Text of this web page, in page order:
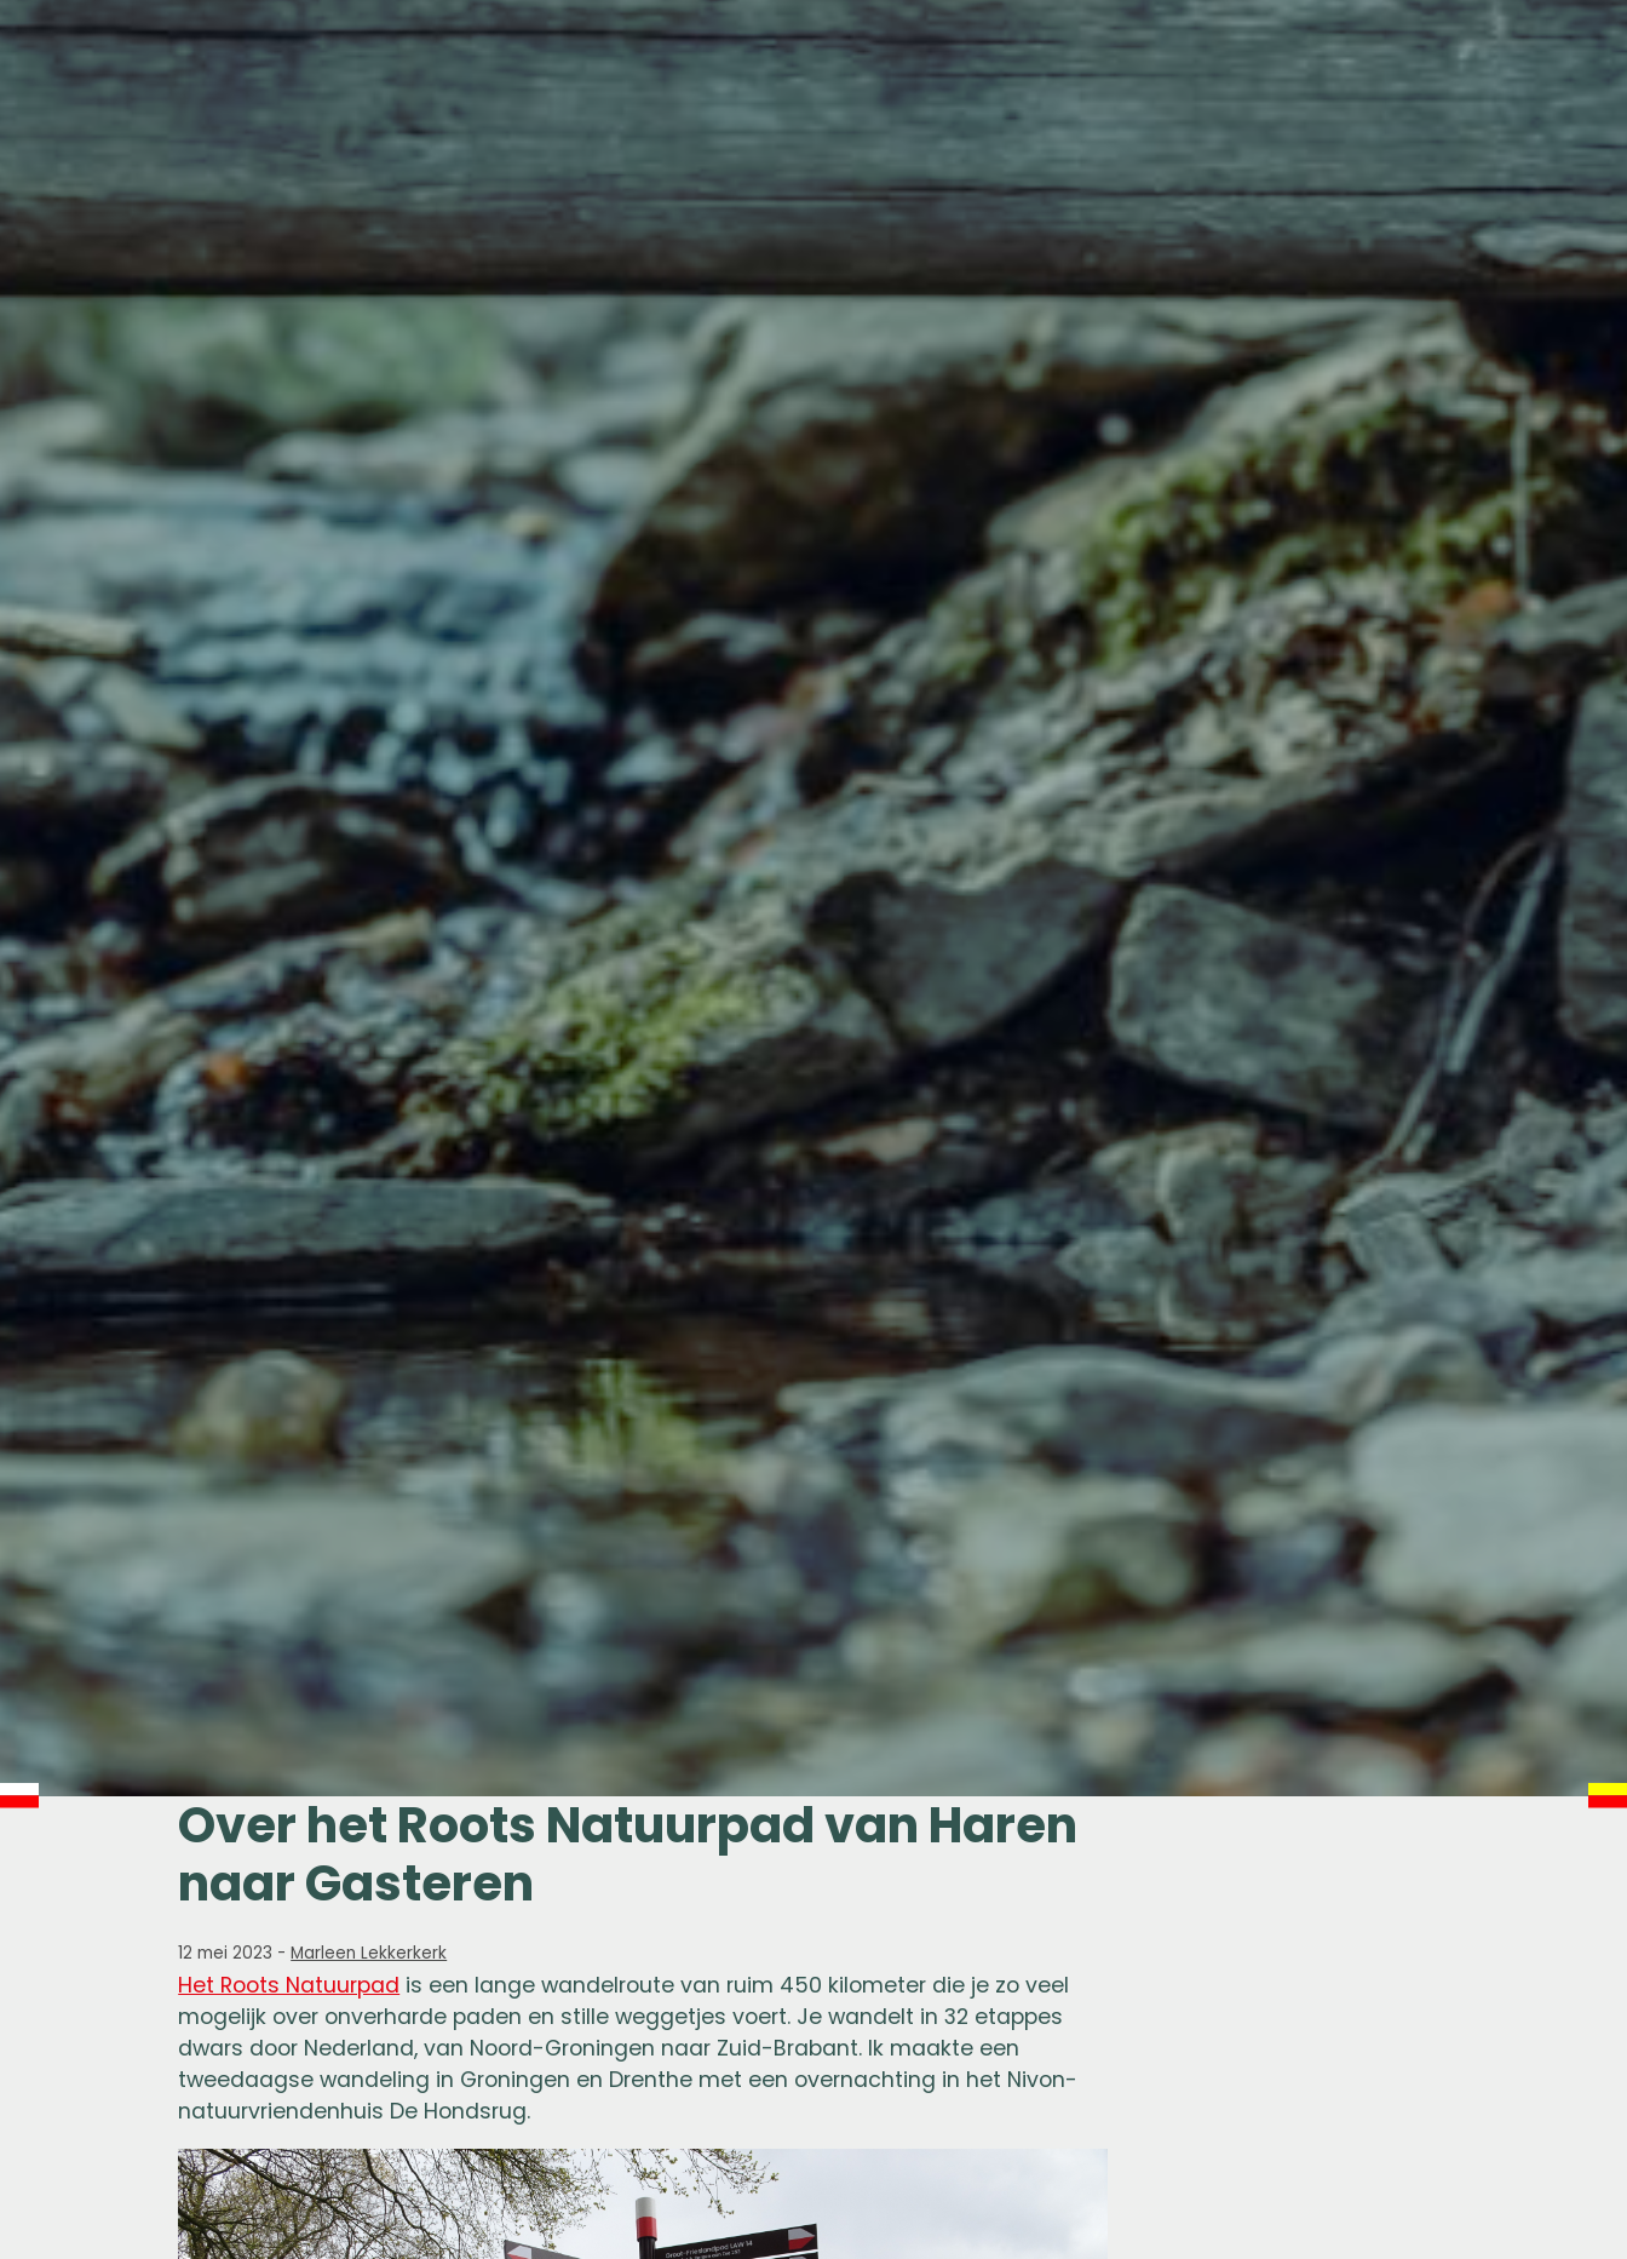
Over het Roots Natuurpad van Haren
naar Gasteren
12 mei 2023 -Marleen Lekkerkerk
Het Roots Natuurpad is een lange wandelroute van ruim 450 kilometer die je zo veel
mogelijk over onverharde paden en stille weggetjes voert. Je wandelt in 32 etappes
dwars door Nederland, van Noord-Groningen naar Zuid-Brabant. Ik maakte een
tweedaagse wandeling in Groningen en Drenthe met een overnachting in het Nivon-
natuurvriendenhuis De Hondsrug.